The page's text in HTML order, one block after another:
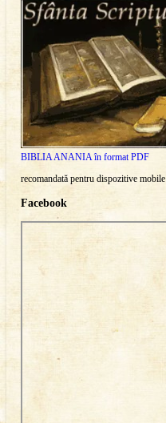
BIBLIA ANANIA în format PDF
recomandată pentru dispozitive mobile
Facebook